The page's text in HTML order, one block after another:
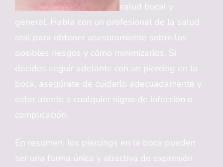
salud bucal y
general. Habla con un profesional de la salud
oral para obtener asesoramiento sobre los
posibles riesgos y cómo minimizarlos. Si
decides seguir adelante con un piercing en la
boca, asegúrate de cuidarlo adecuadamente y
estar atento a cualquier signo de infección o
complicación.
En resumen, los piercings en la boca pueden
ser una forma única y atractiva de expresión